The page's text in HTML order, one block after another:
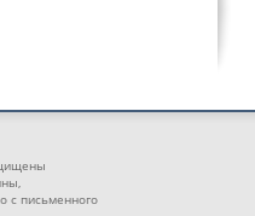
с письменного